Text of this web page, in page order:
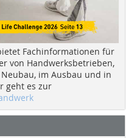
Fachinformationen für
von Handwerksbetrieben,
im Ausbau und in
geht es zur